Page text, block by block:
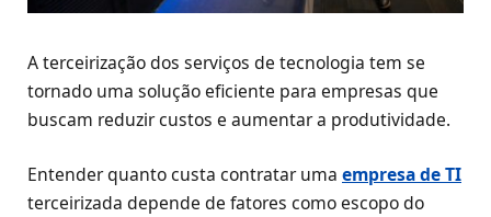
A terceirização dos serviços de tecnologia tem se
tornado uma solução eficiente para empresas que
buscam reduzir custos e aumentar a produtividade.
Entender quanto custa contratar uma empresa de TI
terceirizada depende de fatores como escopo do